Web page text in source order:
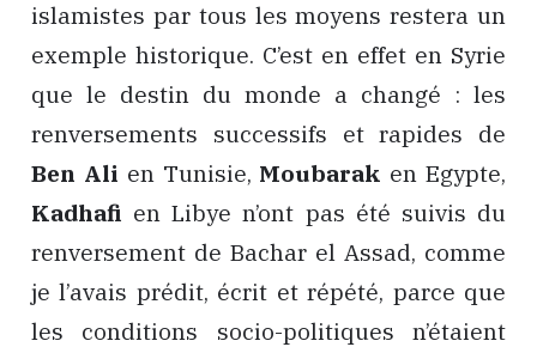
islamistes par tous les moyens restera un
exemple historique. C’est en effet en Syrie
que le destin du monde a changé : les
renversements successifs et rapides de
Ben Ali en Tunisie, Moubarak en Egypte,
Kadhafi en Libye n’ont pas été suivis du
renversement de Bachar el Assad, comme
je l’avais prédit, écrit et répété, parce que
les conditions socio-politiques n’étaient